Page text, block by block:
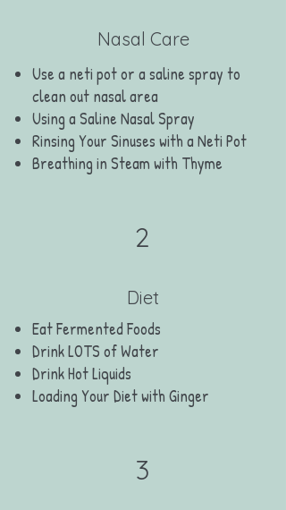
Nasal Care
Use a neti pot or a saline spray to
clean out nasal area
Using a Saline Nasal Spray
Rinsing Your Sinuses with a Neti Pot
Breathing in Steam with Thyme
2
Diet
Eat Fermented Foods
Drink LOTS of Water
Drink Hot Liquids
Loading Your Diet with Ginger
3